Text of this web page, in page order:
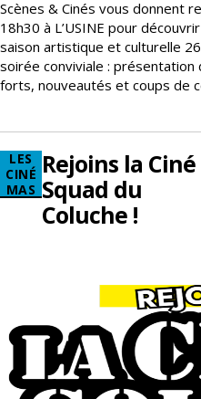
Scènes & Cinés vous donnent
18h30 à L’USINE pour
saison artistique et culturelle
soirée conviviale :
forts, nouveautés et coups de
Catégories
LES
CINÉ
MAS
Rejoins la Ciné
Squad du
Coluche !